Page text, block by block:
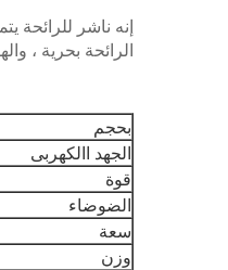
إنه ناشر للرائحة
الرائحة بحرية ،
بحجم
الجهد االكهربى
قوة
الضوضاء
سعة
وزن